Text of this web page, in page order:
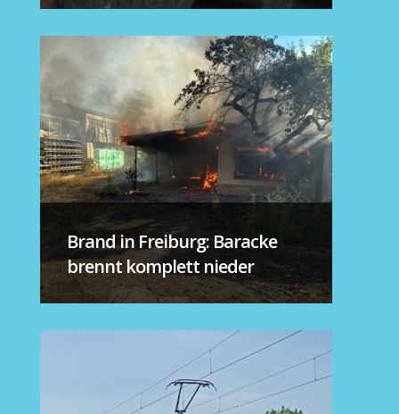
Brand in Freiburg: Baracke
brennt komplett nieder